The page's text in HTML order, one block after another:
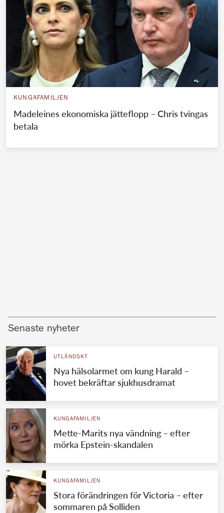
KUNGAFAMILJEN
Madeleines ekonomiska jätteflopp – Chris tvingas
betala
Senaste nyheter
UTLÄNDSKT
Nya hälsolarmet om kung Harald –
hovet bekräftar sjukhusdramat
KUNGAFAMILJEN
Mette-Marits nya vändning – efter
mörka Epstein-skandalen
KUNGAFAMILJEN
Stora förändringen för Victoria – efter
sommaren på Solliden